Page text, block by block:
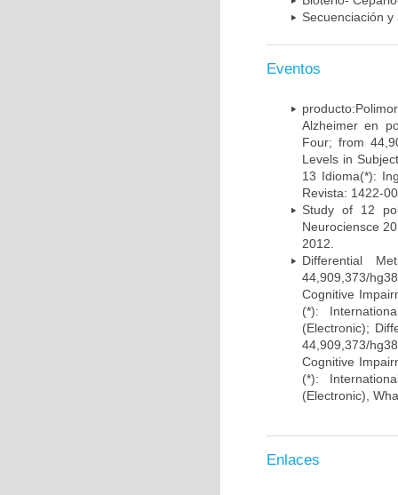
Secuenciación
Eventos
Alzheimer en
Four; from
Levels in
13 Idioma(*):
Revista: 1422-
Study of 12
Neurociensce
2012.
Differential
44,909,373/
Cognitive
(*):
(Electronic);
44,909,373/
Cognitive
(*):
(Electronic),
Enlaces